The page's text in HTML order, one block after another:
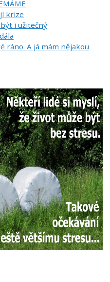
krize
i užitečný
ráno. A já mám nějakou